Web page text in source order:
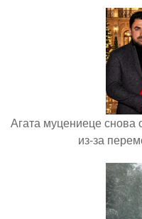
Агата муцениеце снова
из-за